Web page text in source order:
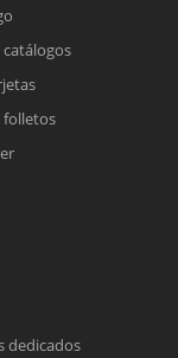
catálogos
folletos
dedicados